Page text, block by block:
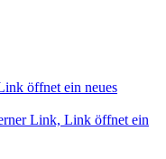
öffnet ein neues
Link, Link öffnet ein